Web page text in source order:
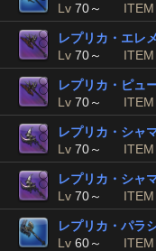
Lv 70～
レプリカ・エレ
Lv 70～
レプリカ・ピュ
Lv 70～
レプリカ・シャ
Lv 70～
レプリカ・シャ
Lv 70～
レプリカ・パラ
Lv 60～